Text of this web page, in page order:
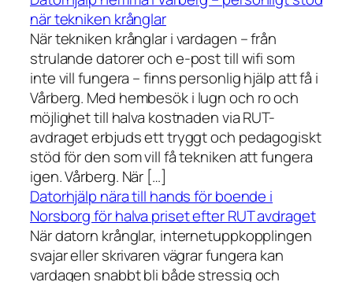
när tekniken krånglar
När tekniken krånglar i vardagen – från
strulande datorer och e-post till wifi som
inte vill fungera – finns personlig hjälp att få i
Vårberg. Med hembesök i lugn och ro och
möjlighet till halva kostnaden via RUT-
avdraget erbjuds ett tryggt och pedagogiskt
stöd för den som vill få tekniken att fungera
igen. Vårberg. När […]
Datorhjälp nära till hands för boende i
Norsborg för halva priset efter RUT avdraget
När datorn krånglar, internetuppkopplingen
svajar eller skrivaren vägrar fungera kan
vardagen snabbt bli både stressig och